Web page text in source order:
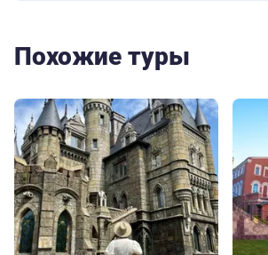
Похожие туры